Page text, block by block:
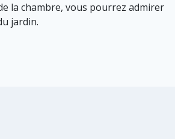
la chambre, vous pourrez admirer
jardin.